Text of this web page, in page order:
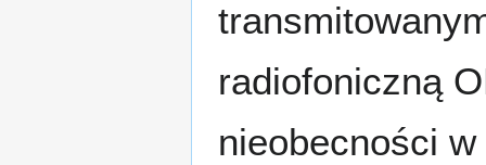
radiofoniczną
nieobecności